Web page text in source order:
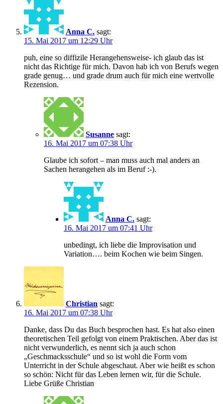
Anna C. sagt:
15. Mai 2017 um 12:29 Uhr
puh, eine so diffizile Herangehensweise- ich glaub das ist
nicht das Richtige für mich. Davon hab ich von Berufs wegen
grade genug… und grade drum auch für mich eine wertvolle
Rezension.
Susanne sagt:
16. Mai 2017 um 07:38 Uhr
Glaube ich sofort – man muss auch mal anders an
Sachen herangehen als im Beruf :-).
Anna C. sagt:
16. Mai 2017 um 07:41 Uhr
unbedingt, ich liebe die Improvisation und
Variation…. beim Kochen wie beim Singen.
Christian sagt:
16. Mai 2017 um 07:38 Uhr
Danke, dass Du das Buch besprochen hast. Es hat also einen
theoretischen Teil gefolgt von einem Praktischen. Aber das ist
nicht verwunderlich, es nennt sich ja auch schon
„Geschmacksschule“ und so ist wohl die Form vom
Unterricht in der Schule abgeschaut. Aber wie heißt es schon
so schön: Nicht für das Leben lernen wir, für die Schule.
Liebe Grüße Christian